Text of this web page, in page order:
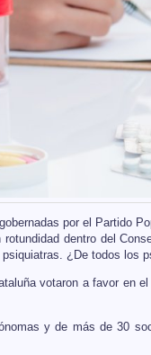
por el Partido
dentro del
¿De todos los
votaron a favor en
y de más de 30